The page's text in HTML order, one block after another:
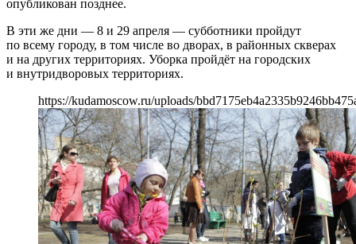
опубликован позднее.
В эти же дни — 8 и 29 апреля — субботники пройдут
по всему городу, в том числе во дворах, в районных скверах
и на других территориях. Уборка пройдёт на городских
и внутридворовых территориях.
https://kudamoscow.ru/uploads/